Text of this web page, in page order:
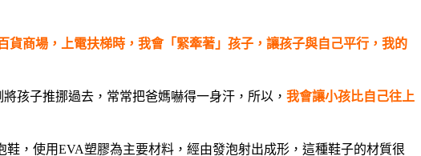
貨商場，上電扶梯時，我會「緊牽著」孩子，讓孩子與自己平行，我的
孩子推挪過去，常常把爸媽嚇得一身汗，所以， 我會讓小孩比自己往上
鞋，使用EVA塑膠為主要材料，經由發泡射出成形，這種鞋子的材質很